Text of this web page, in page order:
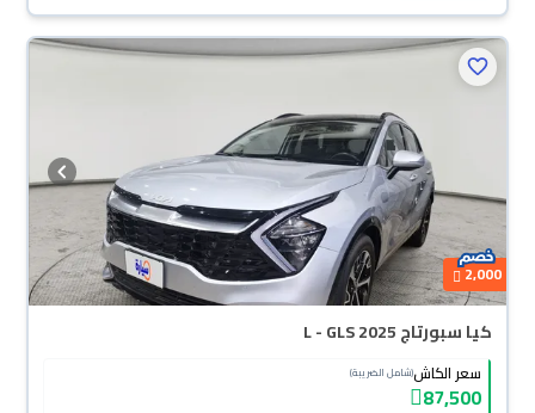
2,000
كيا سبورتاج L - GLS 2025
سعر الكاش(شامل الضريبة)
87,500